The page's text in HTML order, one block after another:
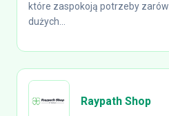
które zaspokoją potrzeby
dużych...
Raypath Shop